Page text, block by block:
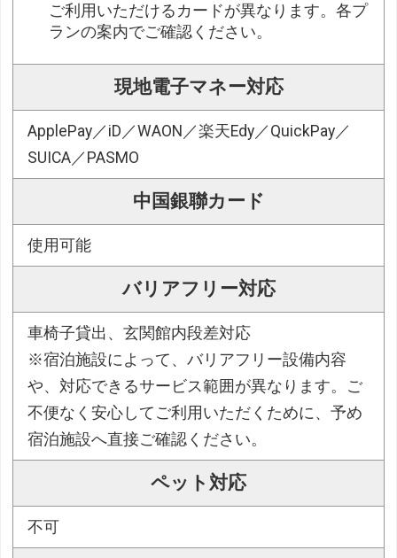
ご利用いただけるカードが異なります。各プ
ランの案内でご確認ください。
現地電子マネー対応
ApplePay／iD／WAON／楽天Edy／QuickPay／
SUICA／PASMO
中国銀聯カード
使用可能
バリアフリー対応
車椅子貸出、玄関館内段差対応
※宿泊施設によって、バリアフリー設備内容
や、対応できるサービス範囲が異なります。ご
不便なく安心してご利用いただくために、予め
宿泊施設へ直接ご確認ください。
ペット対応
不可